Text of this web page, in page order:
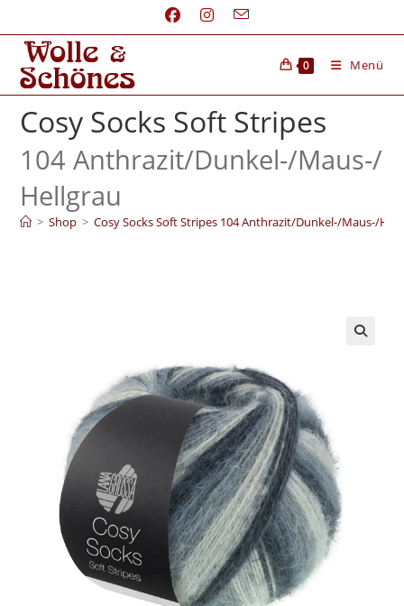
0 Menü
Cosy Socks Soft Stripes
104 Anthrazit/Dunkel-/Maus-/
Hellgrau
> Shop > Cosy Socks Soft Stripes 104 Anthrazit/Dunkel-/Maus-/